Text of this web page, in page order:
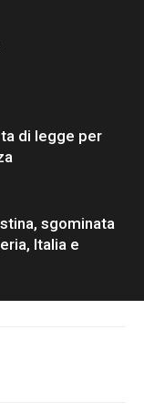
di legge per
sgominata
Italia e